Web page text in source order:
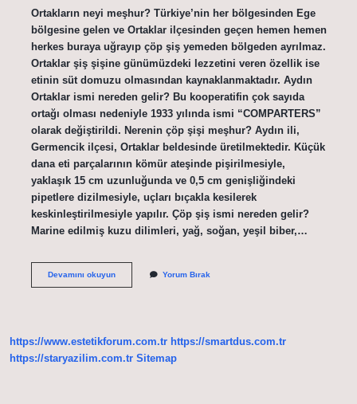
Ortakların neyi meşhur? Türkiye’nin her bölgesinden Ege
bölgesine gelen ve Ortaklar ilçesinden geçen hemen hemen
herkes buraya uğrayıp çöp şiş yemeden bölgeden ayrılmaz.
Ortaklar şiş şişine günümüzdeki lezzetini veren özellik ise
etinin süt domuzu olmasından kaynaklanmaktadır. Aydın
Ortaklar ismi nereden gelir? Bu kooperatifin çok sayıda
ortağı olması nedeniyle 1933 yılında ismi “COMPARTERS”
olarak değiştirildi. Nerenin çöp şişi meşhur? Aydın ili,
Germencik ilçesi, Ortaklar beldesinde üretilmektedir. Küçük
dana eti parçalarının kömür ateşinde pişirilmesiyle,
yaklaşık 15 cm uzunluğunda ve 0,5 cm genişliğindeki
pipetlere dizilmesiyle, uçları bıçakla kesilerek
keskinleştirilmesiyle yapılır. Çöp şiş ismi nereden gelir?
Marine edilmiş kuzu dilimleri, yağ, soğan, yeşil biber,…
Devamını okuyunAydın
Yorum Bırak
https://www.estetikforum.com.tr https://smartdus.com.tr
https://staryazilim.com.tr Sitemap